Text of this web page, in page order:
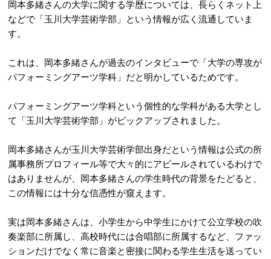
岡本多緒さんの大学に関する学歴については、長らくネット上
などで「玉川大学芸術学部」という情報が広く流通していま
す。
これは、岡本多緒さんが過去のインタビューで「大学の専攻が
パフォーミングアーツ学科」だと明かしているためです。
パフォーミングアーツ学科という個性的な学科がある大学とし
て「玉川大学芸術学部」がピックアップされました。
岡本多緒さんが玉川大学芸術学部出身だという情報は公式の所
属事務所プロフィール等で大々的にアピールされているわけで
はありませんが、岡本多緒さんの学生時代の背景をたどると、
この情報には十分な信憑性が窺えます。
実は岡本多緒さんは、小学生から中学生にかけて公立学校の吹
奏楽部に所属し、高校時代には合唱部に所属するなど、ファッ
ションだけでなく常に音楽と密接に関わる学生生活を送ってい